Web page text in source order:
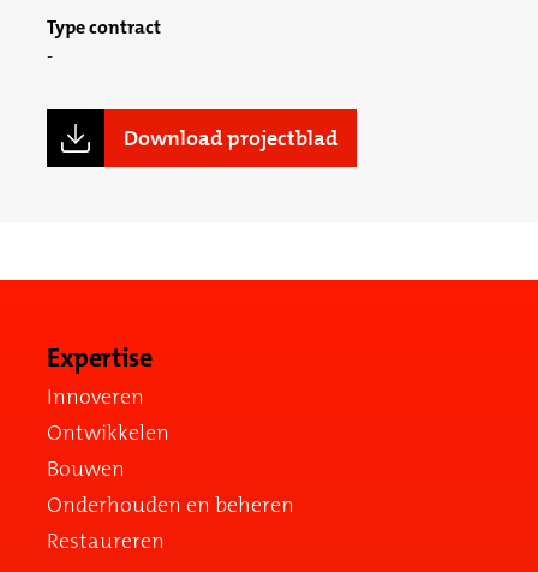
Type contract
Download projectblad
Expertise
Innoveren
Ontwikkelen
Bouwen
Onderhouden en beheren
Restaureren